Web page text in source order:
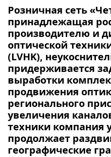
Розничная сеть
принадлежащая
производителю и
оптической
(LVHK),
придерживается
выработки
продвижения
регионального
увеличения
техники компания
продолжает
географические